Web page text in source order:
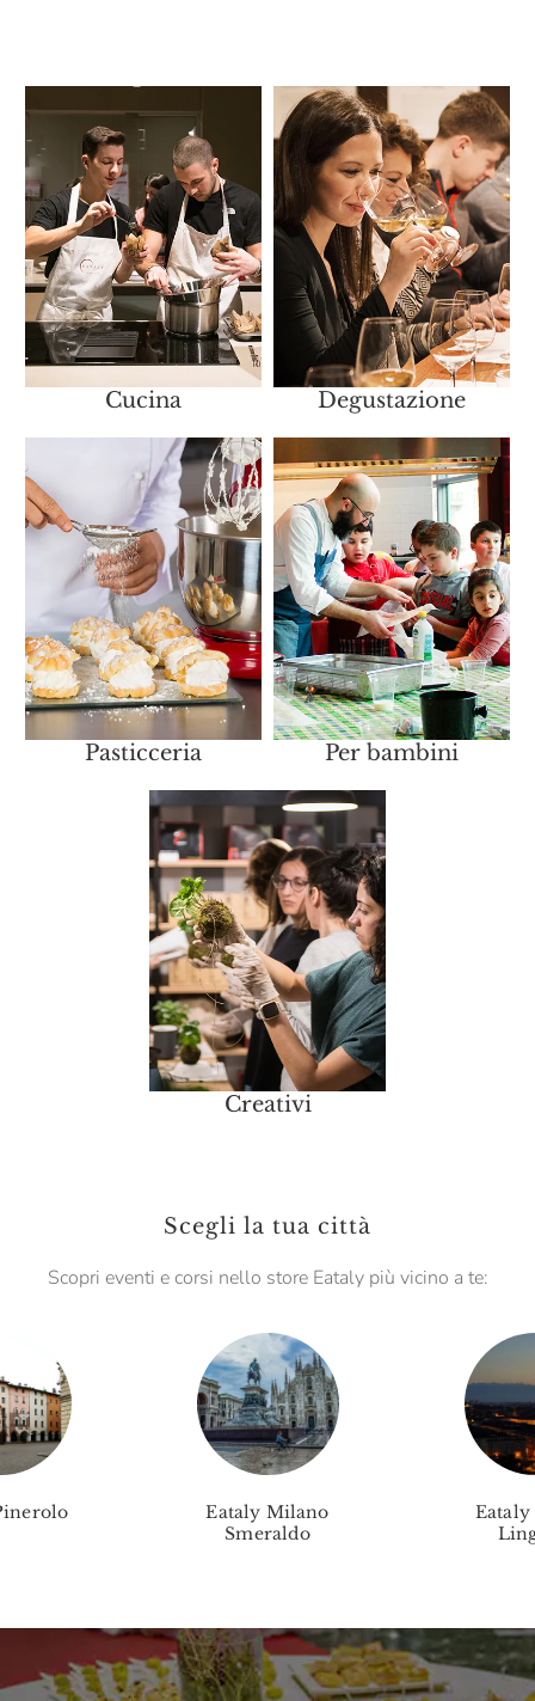
Cucina Degustazione
Pasticceria Per bambini
Creativi
Scegli la tua città
Scopri eventi e corsi nello store Eataly più vicino a te:
Eataly Milano
Smeraldo